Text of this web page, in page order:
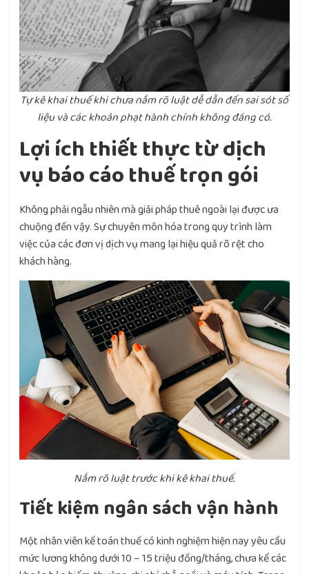
Tự kê khai thuế khi chưa nắm rõ luật dễ dẫn đến sai sót số
liệu và các khoản phạt hành chính không đáng có.
Lợi ích thiết thực từ dịch
vụ báo cáo thuế trọn gói
Không phải ngẫu nhiên mà giải pháp thuê ngoài lại được ưa
chuộng đến vậy. Sự chuyên môn hóa trong quy trình làm
việc của các đơn vị dịch vụ mang lại hiệu quả rõ rệt cho
khách hàng.
Nắm rõ luật trước khi kê khai thuế.
Tiết kiệm ngân sách vận hành
Một nhân viên kế toán thuế có kinh nghiệm hiện nay yêu cầu
mức lương không dưới 10 – 15 triệu đồng/tháng, chưa kể các